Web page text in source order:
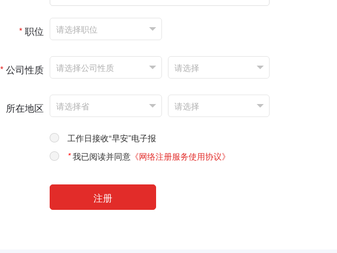
*职位
*公司性质
所在地区
工作日接收“早安”电子报
*我已阅读并同意 《网络注册服务使用协议》